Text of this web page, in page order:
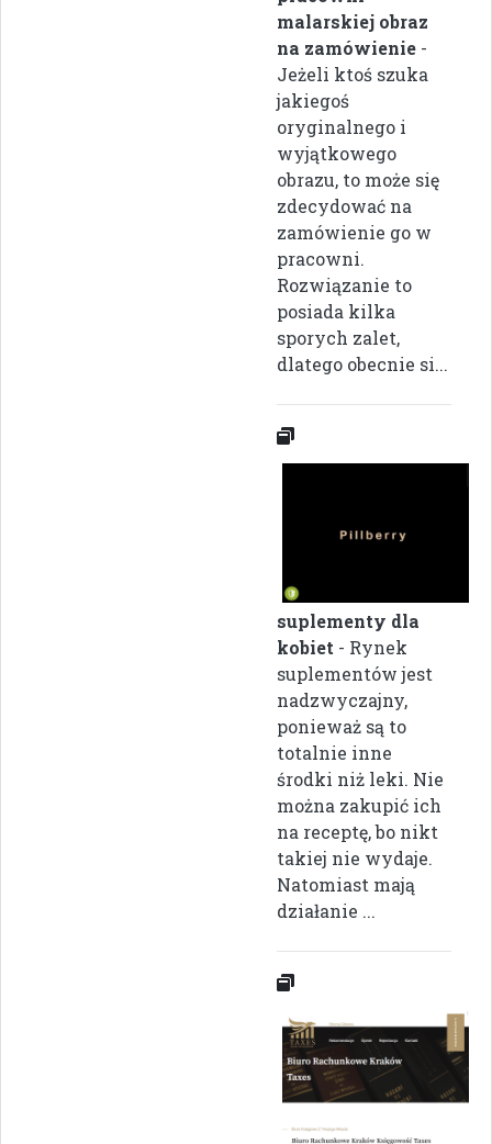
malarskiej obraz
na zamówienie -
Jeżeli ktoś szuka
jakiegoś
oryginalnego i
wyjątkowego
obrazu, to może się
zdecydować na
zamówienie go w
pracowni.
Rozwiązanie to
posiada kilka
sporych zalet,
dlatego obecnie si...
suplementy dla
kobiet - Rynek
suplementów jest
nadzwyczajny,
ponieważ są to
totalnie inne
środki niż leki. Nie
można zakupić ich
na receptę, bo nikt
takiej nie wydaje.
Natomiast mają
działanie ...